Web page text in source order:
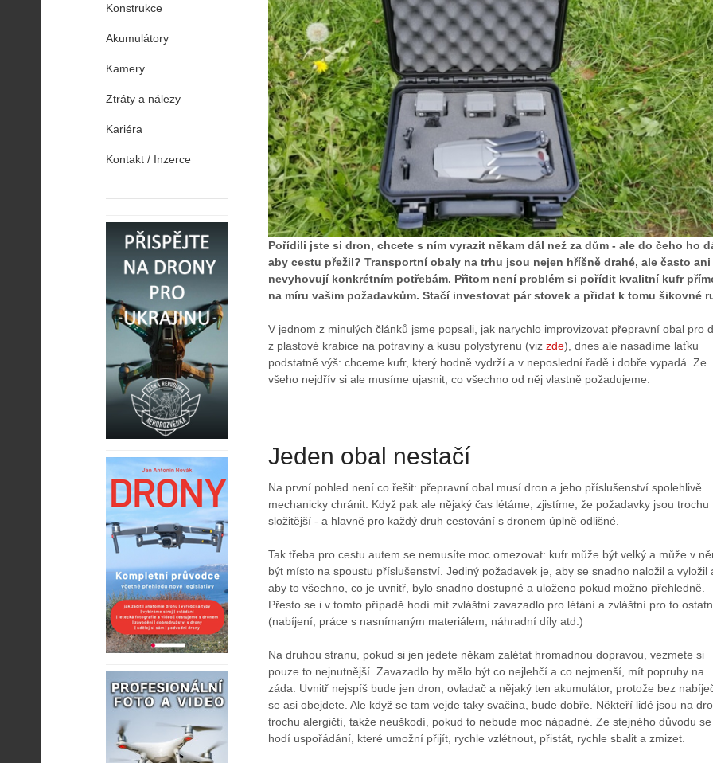
Pořídili jste si dron, chcete s ním vyrazit někam dál než za dům - ale do čeho ho
aby cestu přežil? Transportní obaly na trhu jsou nejen hříšně drahé, ale často ani
nevyhovují konkrétním potřebám. Přitom není problém si pořídit kvalitní kufr
na míru vašim požadavkům. Stačí investovat pár stovek a přidat k tomu šikovné
V jednom z minulých článků jsme popsali, jak narychlo improvizovat přepravní obal pro
z plastové krabice na potraviny a kusu polystyrenu (viz zde), dnes ale nasadíme laťku
podstatně výš: chceme kufr, který hodně vydrží a v neposlední řadě i dobře vypadá. Ze
všeho nejdřív si ale musíme ujasnit, co všechno od něj vlastně požadujeme.
Jeden obal nestačí
Na první pohled není co řešit: přepravní obal musí dron a jeho příslušenství spolehlivě
mechanicky chránit. Když pak ale nějaký čas létáme, zjistíme, že požadavky jsou trochu
složitější - a hlavně pro každý druh cestování s dronem úplně odlišné.
Tak třeba pro cestu autem se nemusíte moc omezovat: kufr může být velký a může v
být místo na spoustu příslušenství. Jediný požadavek je, aby se snadno naložil a vyložil
aby to všechno, co je uvnitř, bylo snadno dostupné a uloženo pokud možno přehledně.
Přesto se i v tomto případě hodí mít zvláštní zavazadlo pro létání a zvláštní pro to
(nabíjení, práce s nasnímaným materiálem, náhradní díly atd.)
Na druhou stranu, pokud si jen jedete někam zalétat hromadnou dopravou, vezmete si
pouze to nejnutnější. Zavazadlo by mělo být co nejlehčí a co nejmenší, mít popruhy na
záda. Uvnitř nejspíš bude jen dron, ovladač a nějaký ten akumulátor, protože bez
se asi obejdete. Ale když se tam vejde taky svačina, bude dobře. Někteří lidé jsou na
trochu alergičtí, takže neuškodí, pokud to nebude moc nápadné. Ze stejného důvodu se
hodí uspořádání, které umožní přijít, rychle vzlétnout, přistát, rychle sbalit a zmizet.
Konstrukce
Akumulátory
Kamery
Ztráty a nálezy
Kariéra
Kontakt / Inzerce